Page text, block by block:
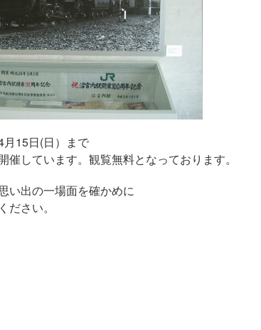
月15日(日）まで
催しています。観覧無料となっております。
い出の一場面を確かめに
ださい。